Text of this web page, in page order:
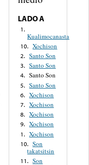
LADO A
1.
Kualimocanasta
10. Xochison
2. Santo Son
3. Santo Son
4. Santo Son
5. Santo Son
6. Xochison
7. Xochison
8. Xochison
9. Xochison
1. Xochison
10. Son
takatsitsin
11. Son